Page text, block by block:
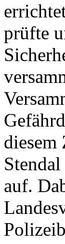
prüfte
diesem
auf.